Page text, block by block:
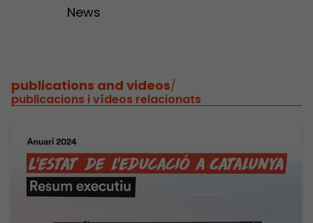
News
publications and videos/
publicacions i vídeos relacionats